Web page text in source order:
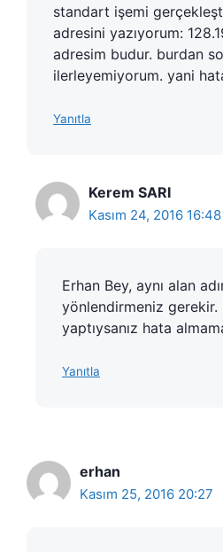
standart işemi
adresini yazıyorum:
adresim budur. burdan
ilerleyemiyorum. yani
Yanıtla
Kerem SARI
Kasım 24, 2016 16:48
Erhan Bey, aynı alan
yönlendirmeniz gerekir.
yaptıysanız hata
Yanıtla
erhan
Kasım 25, 2016 20:27